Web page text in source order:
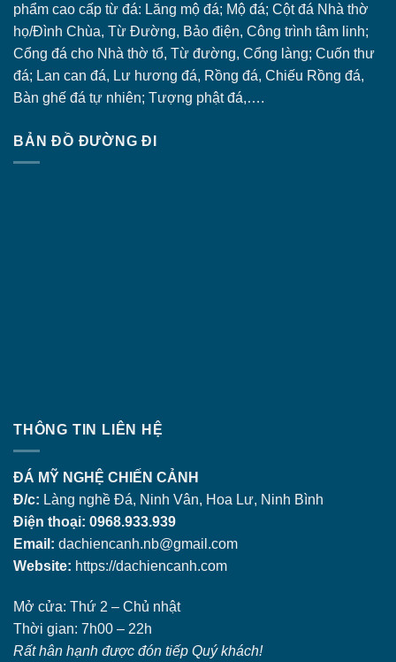
phẩm cao cấp từ đá: Lăng mộ đá; Mộ đá; Cột đá Nhà thờ
họ/Đình Chùa, Từ Đường, Bảo điện, Công trình tâm linh;
Cổng đá cho Nhà thờ tổ, Từ đường, Cổng làng; Cuốn thư
đá; Lan can đá, Lư hương đá, Rồng đá, Chiếu Rồng đá,
Bàn ghế đá tự nhiên; Tượng phật đá,….
BẢN ĐỒ ĐƯỜNG ĐI
THÔNG TIN LIÊN HỆ
ĐÁ MỸ NGHỆ CHIẾN CẢNH
Đ/c: Làng nghề Đá, Ninh Vân, Hoa Lư, Ninh Bình
Điện thoại: 0968.933.939
Email: dachiencanh.nb@gmail.com
Website: https://dachiencanh.com
Mở cửa: Thứ 2 – Chủ nhật
Thời gian: 7h00 – 22h
Rất hân hạnh được đón tiếp Quý khách!